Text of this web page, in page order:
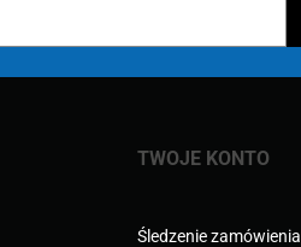
TWOJE KONTO
Śledzenie zamówienia